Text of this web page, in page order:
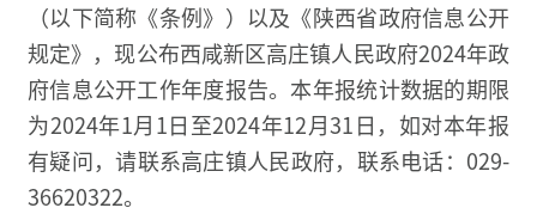
（以下简称《条例》）以及《陕西省政府信息公开
规定》，现公布西咸新区高庄镇人民政府2024年政
府信息公开工作年度报告。本年报统计数据的期限
为2024年1月1日至2024年12月31日，如对本年报
有疑问，请联系高庄镇人民政府，联系电话：029-
36620322。